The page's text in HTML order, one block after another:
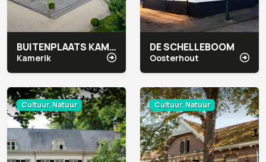
BUITENPLAATS KAMERYCK
Kamerik
DE SCHELLEBOOM
Oosterhout
Cultuur, Natuur Cultuur, Natuur